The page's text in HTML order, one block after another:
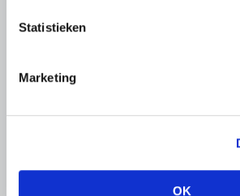
Statistieken
Marketing
OK
weer toe
Paardenhouderij roepen Minister van
en Sport) op om